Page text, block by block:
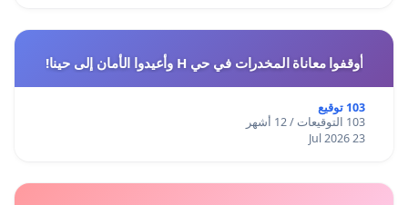
أوقفوا معاناة المخدرات في حي H وأعيدوا الأمان إلى حينا!
103 توقيع
103 التوقيعات / 12 أشهر
23 Jul 2026